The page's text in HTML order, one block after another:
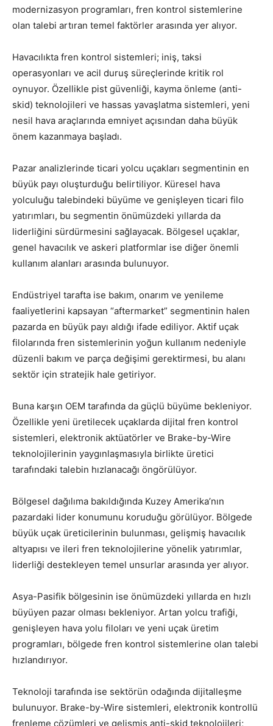
modernizasyon programları, fren kontrol sistemlerine
olan talebi artıran temel faktörler arasında yer alıyor.
Havacılıkta fren kontrol sistemleri; iniş, taksi
operasyonları ve acil duruş süreçlerinde kritik rol
oynuyor. Özellikle pist güvenliği, kayma önleme (anti-
skid) teknolojileri ve hassas yavaşlatma sistemleri, yeni
nesil hava araçlarında emniyet açısından daha büyük
önem kazanmaya başladı.
Pazar analizlerinde ticari yolcu uçakları segmentinin en
büyük payı oluşturduğu belirtiliyor. Küresel hava
yolculuğu talebindeki büyüme ve genişleyen ticari filo
yatırımları, bu segmentin önümüzdeki yıllarda da
liderliğini sürdürmesini sağlayacak. Bölgesel uçaklar,
genel havacılık ve askeri platformlar ise diğer önemli
kullanım alanları arasında bulunuyor.
Endüstriyel tarafta ise bakım, onarım ve yenileme
faaliyetlerini kapsayan “aftermarket” segmentinin halen
pazarda en büyük payı aldığı ifade ediliyor. Aktif uçak
filolarında fren sistemlerinin yoğun kullanım nedeniyle
düzenli bakım ve parça değişimi gerektirmesi, bu alanı
sektör için stratejik hale getiriyor.
Buna karşın OEM tarafında da güçlü büyüme bekleniyor.
Özellikle yeni üretilecek uçaklarda dijital fren kontrol
sistemleri, elektronik aktüatörler ve Brake-by-Wire
teknolojilerinin yaygınlaşmasıyla birlikte üretici
tarafındaki talebin hızlanacağı öngörülüyor.
Bölgesel dağılıma bakıldığında Kuzey Amerika’nın
pazardaki lider konumunu koruduğu görülüyor. Bölgede
büyük uçak üreticilerinin bulunması, gelişmiş havacılık
altyapısı ve ileri fren teknolojilerine yönelik yatırımlar,
liderliği destekleyen temel unsurlar arasında yer alıyor.
Asya-Pasifik bölgesinin ise önümüzdeki yıllarda en hızlı
büyüyen pazar olması bekleniyor. Artan yolcu trafiği,
genişleyen hava yolu filoları ve yeni uçak üretim
programları, bölgede fren kontrol sistemlerine olan talebi
hızlandırıyor.
Teknoloji tarafında ise sektörün odağında dijitalleşme
bulunuyor. Brake-by-Wire sistemleri, elektronik kontrollü
frenleme çözümleri ve gelişmiş anti-skid teknolojileri;